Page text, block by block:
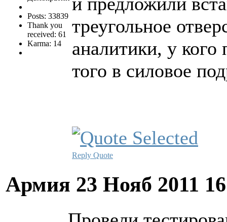
Posts: 33839
Thank you
received: 61
Karma: 14
треугольное
аналитики, у кого
того в силовое
Reply Quote
Армия 23 Нояб 2011